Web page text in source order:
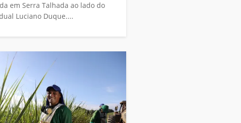
em Serra Talhada ao lado do
Luciano Duque....